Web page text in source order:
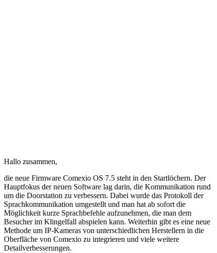
Hallo zusammen,
die neue Firmware Comexio OS 7.5 steht in den Startlöchern. Der
Hauptfokus der neuen Software lag darin, die Kommunikation rund
um die Doorstation zu verbessern. Dabei wurde das Protokoll der
Sprachkommunikation umgestellt und man hat ab sofort die
Möglichkeit kurze Sprachbefehle aufzunehmen, die man dem
Besucher im Klingelfall abspielen kann. Weiterhin gibt es eine neue
Methode um IP-Kameras von unterschiedlichen Herstellern in die
Oberfläche von Comexio zu integrieren und viele weitere
Detailverbesserungen.